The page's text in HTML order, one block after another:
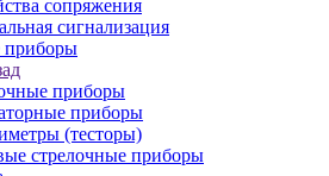
сопряжения
сигнализация
приборы
приборы
приборы
(тесторы)
стрелочные приборы